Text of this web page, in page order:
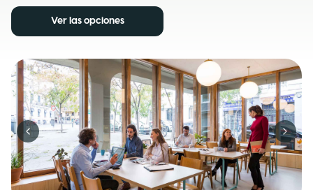
Ver las opciones
Previous slide Next